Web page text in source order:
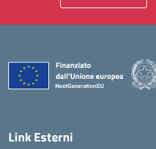
Link Esterni